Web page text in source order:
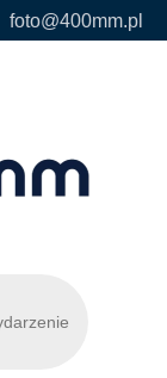
foto@400mm.pl